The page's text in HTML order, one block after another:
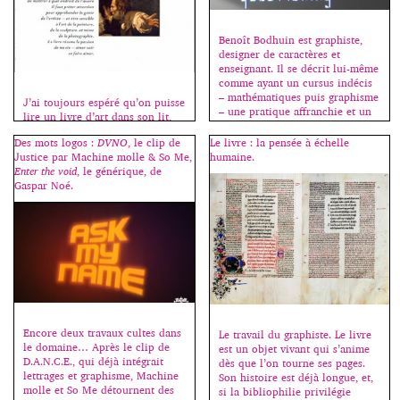
J’ai toujours espéré qu’on puisse
lire un livre d’art dans son lit,
d’où le format choisi pour celui-
ci, suffisamment petit pour qu’il
soit maniable comme un roman
et suffisamment grand pour qu’il
réponde aux attentes du “beau-
livre”. Il est composé d’articles
qui furent plus souvent plus
longs à mettre en page qu’à
écrire car j’essayais […]
Benoît Bodhuin est graphiste,
designer de caractères et
enseignant. Il se décrit lui-même
comme ayant un cursus indécis
– mathématiques puis graphisme
– une pratique affranchie et un
intérêt pour la typographie. Il
présente ici, à l’ENSA Limoges,
de nombreuses expériences,
un système de variations, des
contraintes, afin de dépasser le
cadre […]
Des mots logos : DVNO, le clip de
Justice par Machine molle & So Me,
Enter the void, le générique, de
Gaspar Noé.
Encore deux travaux cultes dans
le domaine… Après le clip de
D.A.N.C.E., qui déjà intégrait
lettrages et graphisme, Machine
molle et So Me détournent des
Le livre : la pensée à échelle
humaine.
Le travail du graphiste. Le livre
est un objet vivant qui s’anime
dès que l’on tourne ses pages.
Son histoire est déjà longue, et,
si la bibliophilie privilégie